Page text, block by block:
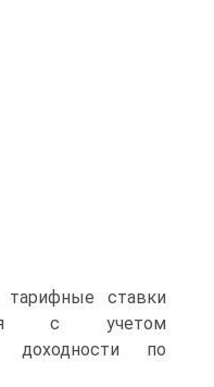
ставки
с учетом
доходности по